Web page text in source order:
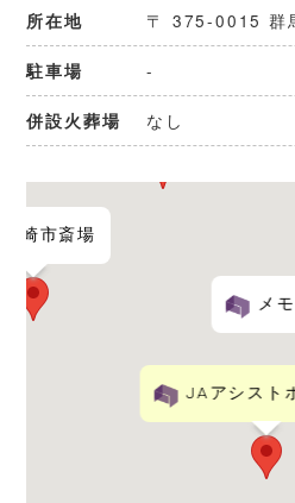
所在地 〒 375-0015 群
駐車場 -
併設火葬場 なし
メ
JAアシストホールたかさき
JAアシスト
高崎メモリードホール
高崎市斎場